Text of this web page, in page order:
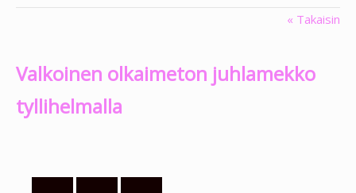
Lisää pääkuvan päälle tekstiä klikkaamalla
salamaikonia, joka ilmestyy tuodessasi« Takaisin
Valkoinen olkaimeton juhlamekko
tyllihelmalla